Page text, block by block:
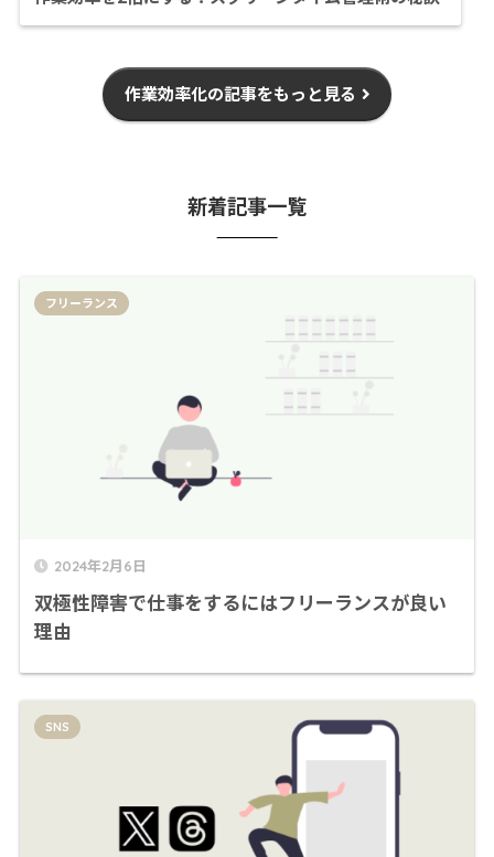
作業効率化の記事をもっと見る
新着記事一覧
2024年2月6日
双極性障害で仕事をするにはフリーランスが良い
理由
フリーランス
SNS